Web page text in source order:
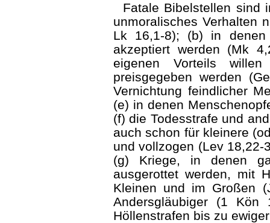
Fatale Bibelstellen sind
unmoralisches Verhalten
Lk 16,1-8); (b) in denen
akzep­tiert werden (Mk
eigenen Vorteils
preisgegeben werden
Vernichtung feindlicher
(e) in denen
(f) die Todesstrafe und
auch schon für kleinere
und vollzogen (Lev 18,22-
(g) Kriege, in denen
ausgerottet werden, mit
Kleinen und im Großen
Andersgläubiger (1
Höllenstrafen bis zu